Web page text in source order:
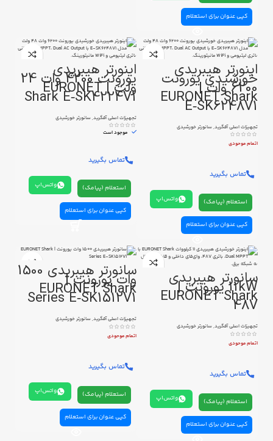
کپی عنوان برای استعلام
اینورتر هیبریدی
خورشیدی یورونت
6200 وات |
EURONET Shark
E‑SK6248V1
تجهیزات اصلی آفگرید,سانورتر خورشیدی
اتمام موحودی
تماس بگیرید
استعلام (پیامک) واتس‌اپ
کپی عنوان برای استعلام
اینورتر هیبریدی یورونت 4200 وات 24 ولت | EURONET
Shark E‑SK4224V1
تجهیزات اصلی آفگرید,سانورتر خورشیدی
موجود است
تماس بگیرید
استعلام (پیامک) واتس‌اپ
کپی عنوان برای استعلام
سانورتر هیبریدی
11kW یورونت |
EURONET Shark
48V
تجهیزات اصلی آفگرید,سانورتر خورشیدی
اتمام موحودی
تماس بگیرید
استعلام (پیامک) واتس‌اپ
کپی عنوان برای استعلام
سانورتر هیبریدی 1500 وات یورونت |
EURONET Shark
Series E‑SK1512V1
تجهیزات اصلی آفگرید,سانورتر خورشیدی
اتمام موحودی
تماس بگیرید
استعلام (پیامک) واتس‌اپ
کپی عنوان برای استعلام